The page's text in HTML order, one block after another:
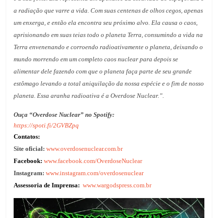
a radiação que varre a vida. Com suas centenas de olhos cegos, apenas
um enxerga, e então ela encontra seu próximo alvo. Ela causa o caos,
aprisionando em suas teias todo o planeta Terra, consumindo a vida na
Terra envenenando e corroendo radioativamente o planeta, deixando o
mundo morrendo em um completo caos nuclear para depois se
alimentar dele fazendo com que o planeta faça parte de seu grande
estômago levando a total aniquilação da nossa espécie e o fim de nosso
planeta. Essa aranha radioativa é a Overdose Nuclear.”.
Ouça “Overdose Nuclear” no Spotify:
https://spoti.fi/2GVBZpq
Contatos:
Site oficial:www.overdosenuclear.com.br
Facebook:www.facebook.com/OverdoseNuclear
Instagram:www.instagram.com/overdosenuclear
Assessoria de Imprensa: www.wargodspress.com.br